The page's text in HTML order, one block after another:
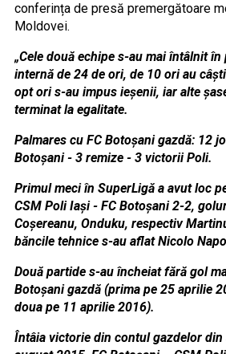
conferința de presă premergătoare
Moldovei.
„Cele două echipe s-au mai întâlnit
internă de 24 de ori, de 10 ori au
opt ori s-au impus ieșenii, iar alte
terminat la egalitate.
Palmares cu FC Botoșani gazdă: 12
Botoșani - 3 remize - 3 victorii Poli.
Primul meci în SuperLigă a avut loc
CSM Poli Iași - FC Botoșani 2-2,
Coșereanu, Onduku, respectiv
băncile tehnice s-au aflat Nicolo
Două partide s-au încheiat fără gol
Botoșani gazdă (prima pe 25 aprilie
doua pe 11 aprilie 2016).
Întâia victorie din contul gazdelor din